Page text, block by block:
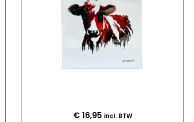
€ 16,95 incl. BTW